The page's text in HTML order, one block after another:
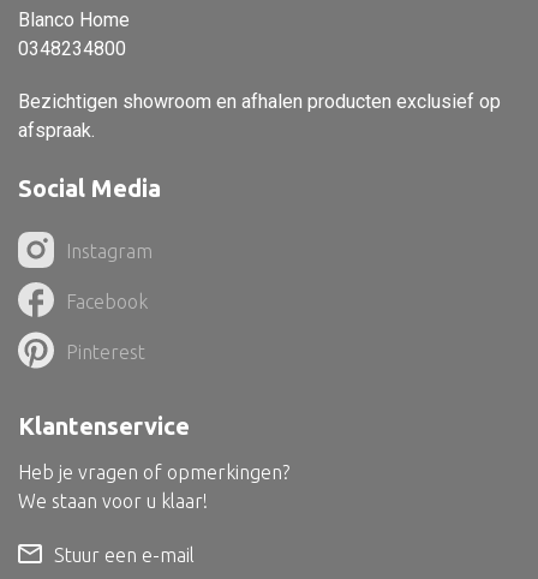
Object
Pilaar
Pot
Schaal
Dienblad
Roomdevider
Deco overig
Alle textiel
Kussen
Kelim
Blanco Home
0348234800
Bezichtigen showroom en afhalen producten exclusief op
afspraak.
Social Media
Instagram
Facebook
Pinterest
Klantenservice
Heb je vragen of opmerkingen?
We staan voor u klaar!
Stuur een e-mail